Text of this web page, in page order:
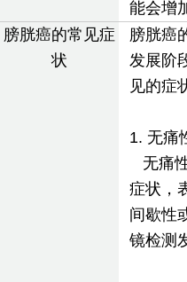
能会增
膀胱癌的常见症
状
膀胱癌
发展阶
见的症
1. 无痛
无痛
症状，
间歇性
镜检测